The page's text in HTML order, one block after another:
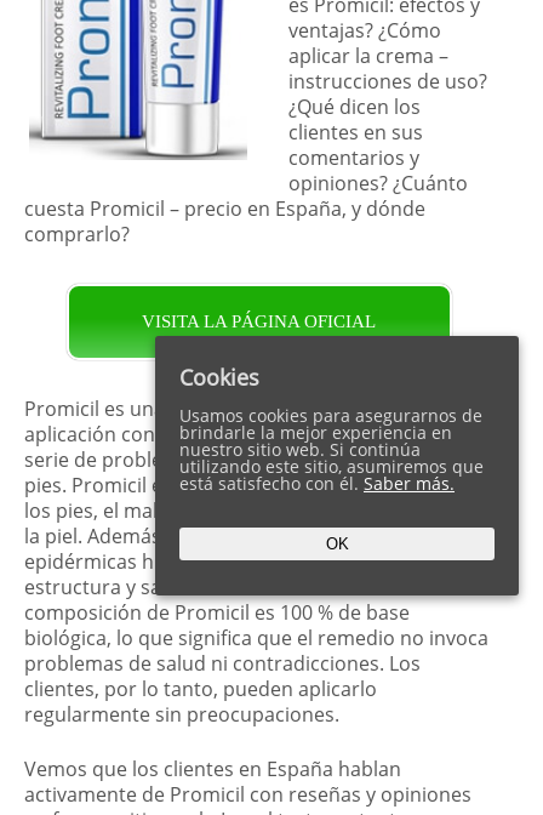
ventajas? ¿Cómo
aplicar la crema –
instrucciones de uso?
¿Qué dicen los
clientes en sus
comentarios y
opiniones? ¿Cuánto
cuesta Promicil – precio en España, y dónde
comprarlo?
VISITA LA PÁGINA OFICIAL
Promicil es una poderosa crema para la micosis. La
aplicación continua del remedio elimina toda una
serie de problemas relacionados con la piel de los
pies. Promicil es capaz de neutralizar los hongos en
los pies, el mal olor, la sudoración y las grietas en
la piel. Además, la crema penetra en las capas
epidérmicas hidratando y regenerando su
estructura y salud desde el interior. La
composición de Promicil es 100 % de base
biológica, lo que significa que el remedio no invoca
problemas de salud ni contradicciones. Los
clientes, por lo tanto, pueden aplicarlo
regularmente sin preocupaciones.
Vemos que los clientes en España hablan
activamente de Promicil con reseñas y opiniones
Cookies
Usamos cookies para asegurarnos de
brindarle la mejor experiencia en
nuestro sitio web. Si continúa
utilizando este sitio, asumiremos que
está satisfecho con él. Saber más.
OK